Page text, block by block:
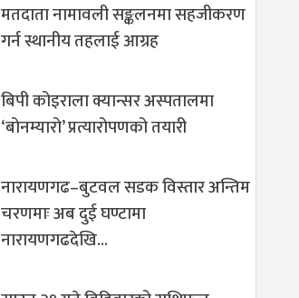
मतदाता नामावली सङ्कलनमा सहजीकरण
गर्न स्थानीय तहलाई आग्रह
बिपी कोइराला क्यान्सर अस्पतालमा
‘बोनम्यारो’ प्रत्यारोपणको तयारी
नारायणगढ–बुटवल सडक विस्तार अन्तिम
चरणमाः अब दुई घण्टामा
नारायणगढदेखि…